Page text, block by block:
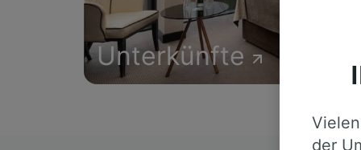
Unterkünfte
der